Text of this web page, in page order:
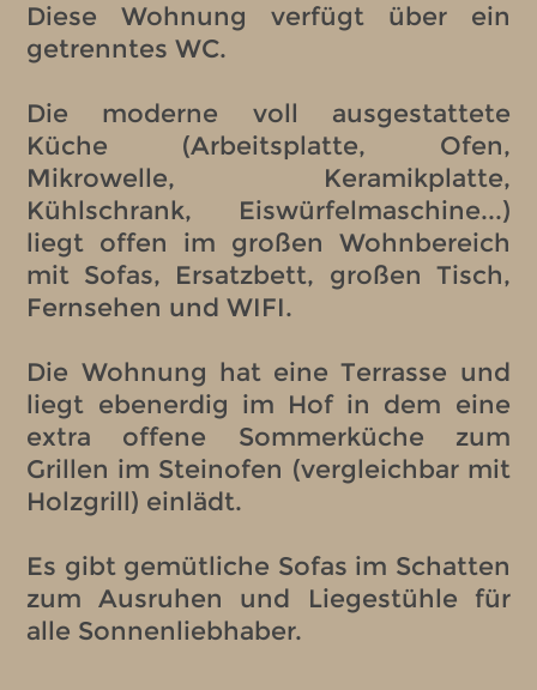
Diese Wohnung verfügt über ein
getrenntes WC.
Die moderne voll ausgestattete
Küche (Arbeitsplatte, Ofen,
Mikrowelle, Keramikplatte,
Kühlschrank, Eiswürfelmaschine...)
liegt offen im großen Wohnbereich
mit Sofas, Ersatzbett, großen Tisch,
Fernsehen und WIFI.
Die Wohnung hat eine Terrasse und
liegt ebenerdig im Hof in dem eine
extra offene Sommerküche zum
Grillen im Steinofen (vergleichbar mit
Holzgrill) einlädt.
Es gibt gemütliche Sofas im Schatten
zum Ausruhen und Liegestühle für
alle Sonnenliebhaber.